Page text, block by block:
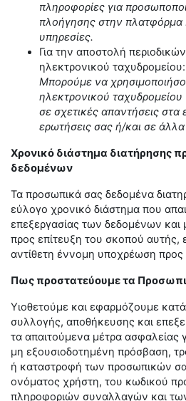
πληροφορίες για
πλοήγησης στην πλατφόρμα
υπηρεσίες.
Για την αποστολή
ηλεκτρονικού ταχυδρομείου:
Μπορούμε να
ηλεκτρονικού ταχυδρομείου
σε σχετικές απαντήσεις στα
ερωτήσεις σας ή/και σε άλλα
Χρονικό διάστημα διατήρησης
δεδομένων
Τα προσωπικά σας δεδομένα
εύλογο χρονικό διάστημα που
επεξεργασίας των δεδομένων και
προς επίτευξη του σκοπού αυτής,
αντίθετη έννομη υποχρέωση προς
Πως προστατεύουμε τα
Υιοθετούμε και εφαρμόζουμε
συλλογής, αποθήκευσης και
τα απαιτούμενα μέτρα ασφαλείας
μη εξουσιοδοτημένη πρόσβαση,
ή καταστροφή των προσωπικών
ονόματος χρήστη, του κωδικού
πληροφοριών συναλλαγών και